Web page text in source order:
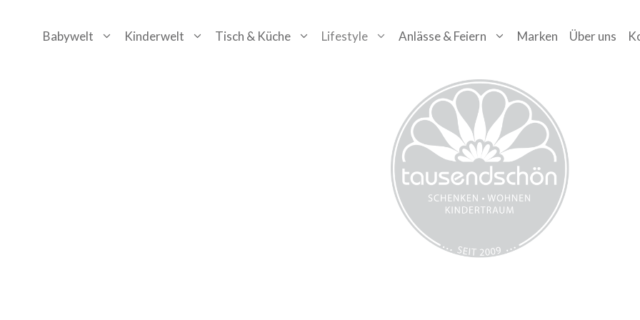
ZumBabywelt Kinderwelt Tisch & Küche Lifestyle Anlässe & Feiern Marken Über uns